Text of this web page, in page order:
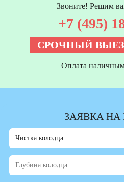
Звоните! Решим
+7 (495)
СРОЧНЫЙ
Оплата
ЗАЯВКА